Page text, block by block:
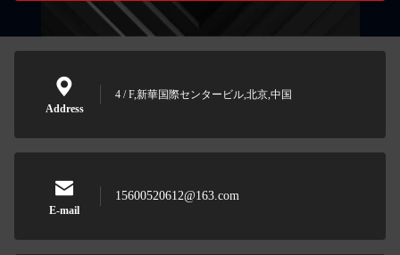
Address
4 / F,新華国際センタービル,北京,中国
E-mail
15600520612@163.com